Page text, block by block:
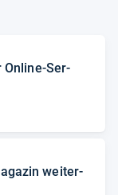
Online-​Ser­
wei­ter­